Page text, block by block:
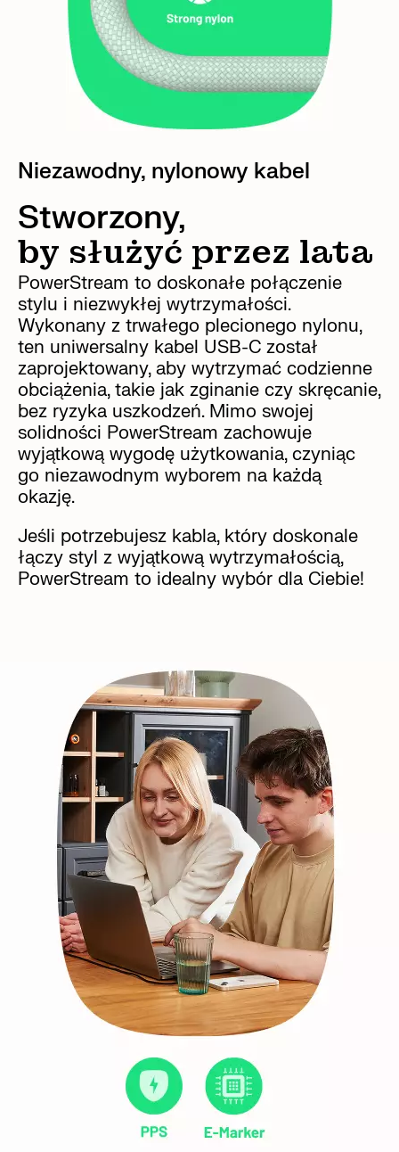
Niezawodny, nylonowy kabel
Stworzony,
by służyć przez lata
PowerStream to doskonałe połączenie
stylu i niezwykłej wytrzymałości.
Wykonany z trwałego plecionego nylonu,
ten uniwersalny kabel USB-C został
zaprojektowany, aby wytrzymać codzienne
obciążenia, takie jak zginanie czy skręcanie,
bez ryzyka uszkodzeń. Mimo swojej
solidności PowerStream zachowuje
wyjątkową wygodę użytkowania, czyniąc
go niezawodnym wyborem na każdą
okazję.
Jeśli potrzebujesz kabla, który doskonale
łączy styl z wyjątkową wytrzymałością,
PowerStream to idealny wybór dla Ciebie!